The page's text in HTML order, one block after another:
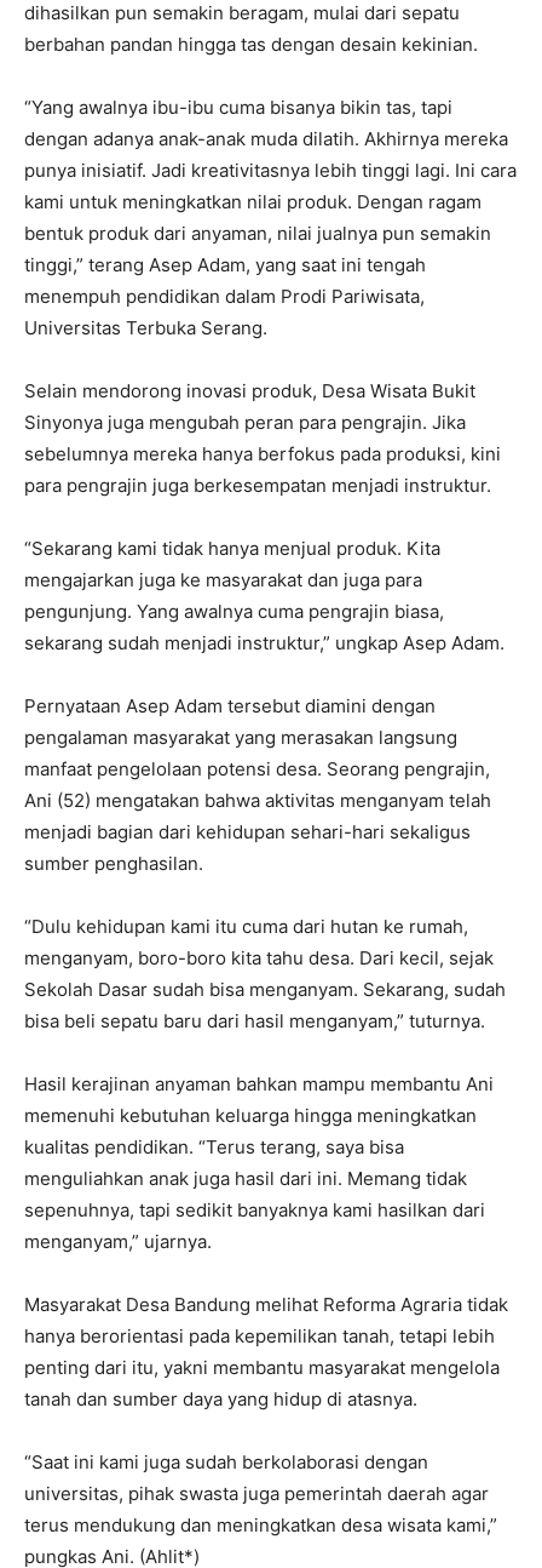
dihasilkan pun semakin beragam, mulai dari sepatu
berbahan pandan hingga tas dengan desain kekinian.
‎“Yang awalnya ibu-ibu cuma bisanya bikin tas, tapi
dengan adanya anak-anak muda dilatih. Akhirnya mereka
punya inisiatif. Jadi kreativitasnya lebih tinggi lagi. Ini cara
kami untuk meningkatkan nilai produk. Dengan ragam
bentuk produk dari anyaman, nilai jualnya pun semakin
tinggi,” terang Asep Adam, yang saat ini tengah
menempuh pendidikan dalam Prodi Pariwisata,
Universitas Terbuka Serang.
‎Selain mendorong inovasi produk, Desa Wisata Bukit
Sinyonya juga mengubah peran para pengrajin. Jika
sebelumnya mereka hanya berfokus pada produksi, kini
para pengrajin juga berkesempatan menjadi instruktur.
“Sekarang kami tidak hanya menjual produk. Kita
mengajarkan juga ke masyarakat dan juga para
pengunjung. Yang awalnya cuma pengrajin biasa,
sekarang sudah menjadi instruktur,” ungkap Asep Adam.
‎Pernyataan Asep Adam tersebut diamini dengan
pengalaman masyarakat yang merasakan langsung
manfaat pengelolaan potensi desa. Seorang pengrajin,
Ani (52) mengatakan bahwa aktivitas menganyam telah
menjadi bagian dari kehidupan sehari-hari sekaligus
sumber penghasilan.
“Dulu kehidupan kami itu cuma dari hutan ke rumah,
menganyam, boro-boro kita tahu desa. Dari kecil, sejak
Sekolah Dasar sudah bisa menganyam. Sekarang, sudah
bisa beli sepatu baru dari hasil menganyam,” tuturnya.
‎Hasil kerajinan anyaman bahkan mampu membantu Ani
memenuhi kebutuhan keluarga hingga meningkatkan
kualitas pendidikan. “Terus terang, saya bisa
menguliahkan anak juga hasil dari ini. Memang tidak
sepenuhnya, tapi sedikit banyaknya kami hasilkan dari
menganyam,” ujarnya.
‎Masyarakat Desa Bandung melihat Reforma Agraria tidak
hanya berorientasi pada kepemilikan tanah, tetapi lebih
penting dari itu, yakni membantu masyarakat mengelola
tanah dan sumber daya yang hidup di atasnya.
“Saat ini kami juga sudah berkolaborasi dengan
universitas, pihak swasta juga pemerintah daerah agar
terus mendukung dan meningkatkan desa wisata kami,”
pungkas Ani. (Ahlit*)